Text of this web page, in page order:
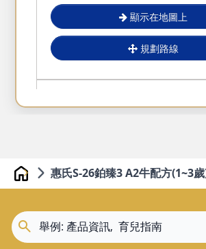
顯示在地圖上
規劃路線
顯示在地圖上
Home 惠氏S-26鉑臻3 A2牛配方(1~3